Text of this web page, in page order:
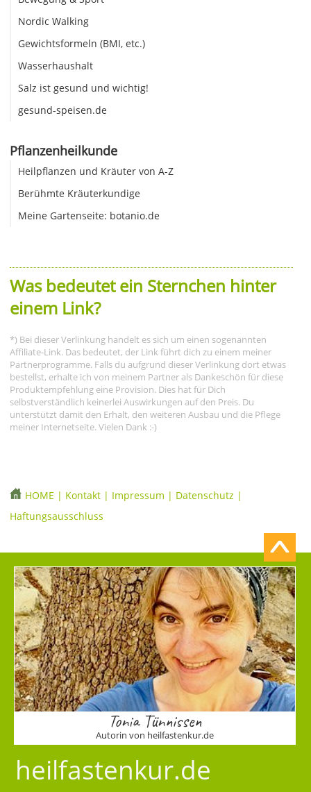
Nordic Walking
Gewichtsformeln (BMI, etc.)
Wasserhaushalt
Salz ist gesund und wichtig!
gesund-speisen.de
Pflanzenheilkunde
Heilpflanzen und Kräuter von A-Z
Berühmte Kräuterkundige
Meine Gartenseite: botanio.de
Was bedeutet ein Sternchen hinter
einem Link?
*) Bei dieser Verlinkung handelt es sich um einen sogenannten
Affiliate-Link. Das bedeutet, der Link führt dich zu einem meiner
Partnerprogramme. Falls du aufgrund dieser Verlinkung dort etwas
bestellst, erhalte ich von meinem Partner als Dankeschön für diese
Produktempfehlung eine Provision. Dies hat für Dich
selbstverständlich keinerlei Auswirkungen auf den Preis. Du
unterstützt damit den Erhalt, den weiteren Ausbau und die Pflege
meiner Internetseite. Vielen Dank :-)
HOME | Kontakt | Impressum | Datenschutz |
Haftungsausschluss
Tonia Tünnissen
Autorin von heilfastenkur.de
heilfastenkur.de